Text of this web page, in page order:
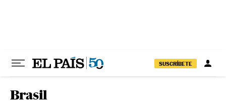
SUSCRÍBETE
Brasil